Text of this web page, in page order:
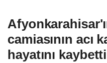
camiasının acı
hayatını kaybetti